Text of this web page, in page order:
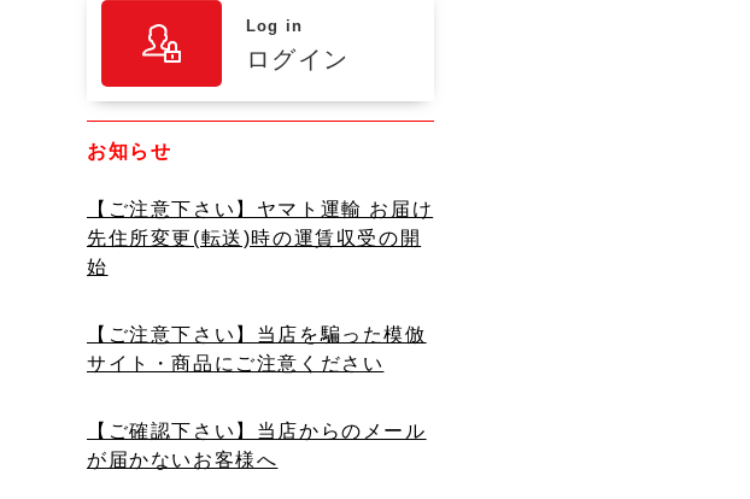
Log in
ログイン
お知らせ
【ご注意下さい】ヤマト運輸 お届け
先住所変更(転送)時の運賃収受の開
始
【ご注意下さい】当店を騙った模倣
サイト・商品にご注意ください
【ご確認下さい】当店からのメール
が届かないお客様へ